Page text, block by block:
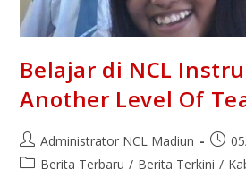
Belajar di NCL
Another Level Of
Administrator NCL Madiun
Berita Terbaru / Berita Terkini /